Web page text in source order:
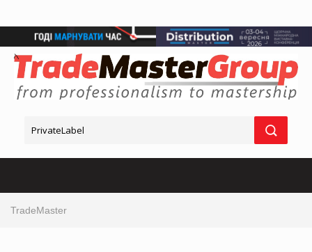
TradeMaster